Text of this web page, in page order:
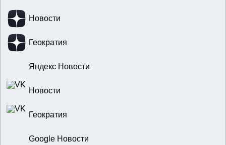
Новости
Геократия
Яндекс Новости
Новости
Геократия
Google Новости